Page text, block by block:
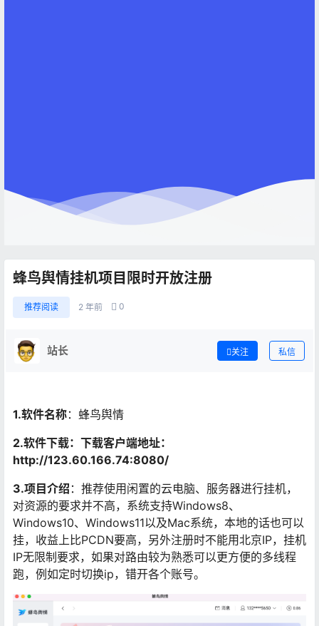
蜂鸟舆情挂机项目限时开放注册
推荐阅读 2 年前 0
站长 关注 私信
1.软件名称：蜂鸟舆情
2.软件下载：下载客户端地址：
http://123.60.166.74:8080/
3.项目介绍 ：推荐使用闲置的云电脑、服务器进行挂机，
对资源的要求并不高，系统支持Windows8、
Windows10、Windows11以及Mac系统，本地的话也可以
挂，收益上比PCDN要高，另外注册时不能用北京IP，挂机
IP无限制要求，如果对路由较为熟悉可以更方便的多线程
跑，例如定时切换ip，错开各个账号。